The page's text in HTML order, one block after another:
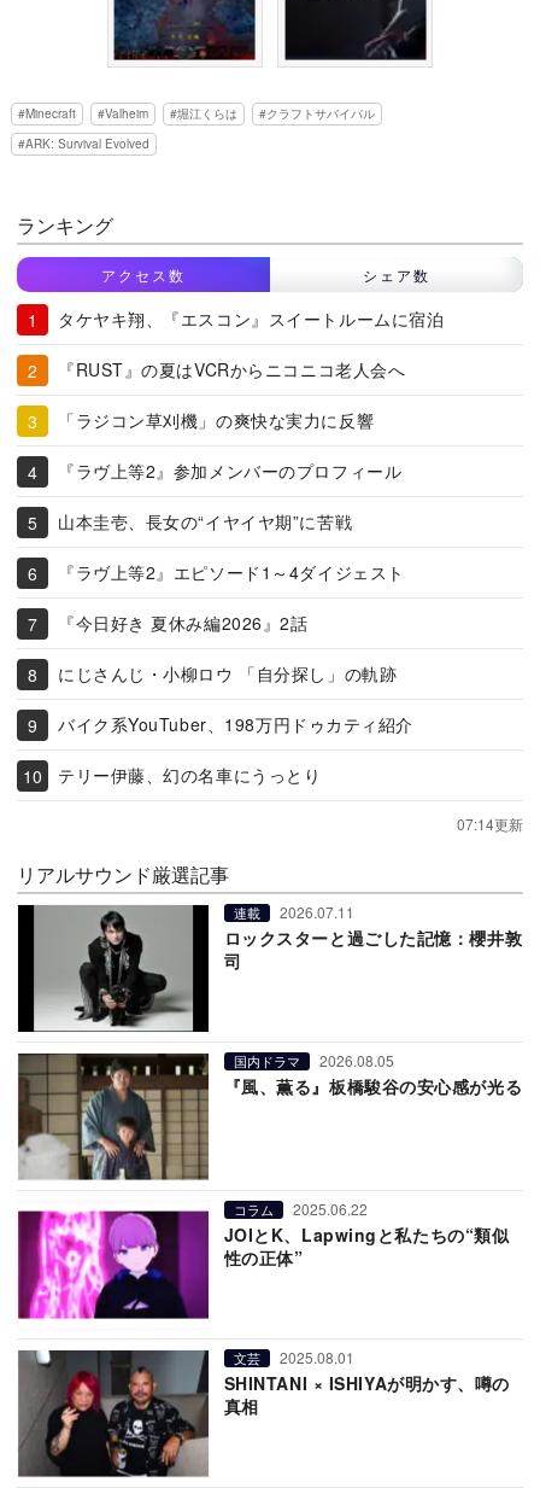
Minecraft Valheim 堀江くらは
クラフトサバイバル
ARK: Survival Evolved
ランキング
アクセス数 シェア数
タケヤキ翔、『エスコン』スイートルームに宿泊
『RUST』の夏はVCRからニコニコ老人会へ
「ラジコン草刈機」の爽快な実力に反響
『ラヴ上等2』参加メンバーのプロフィール
山本圭壱、長女の“イヤイヤ期”に苦戦
『ラヴ上等2』エピソード1～4ダイジェスト
『今日好き 夏休み編2026』2話
にじさんじ・小柳ロウ 「自分探し」の軌跡
バイク系YouTuber、198万円ドゥカティ紹介
テリー伊藤、幻の名車にうっとり
07:14更新
リアルサウンド厳選記事
連載 2026.07.11
ロックスターと過ごした記憶：櫻井敦
司
国内ドラマ 2026.08.05
『風、薫る』板橋駿谷の安心感が光る
コラム 2025.06.22
JOIとK、Lapwingと私たちの“類似
性の正体”
文芸 2025.08.01
SHINTANI × ISHIYAが明かす、噂の
真相